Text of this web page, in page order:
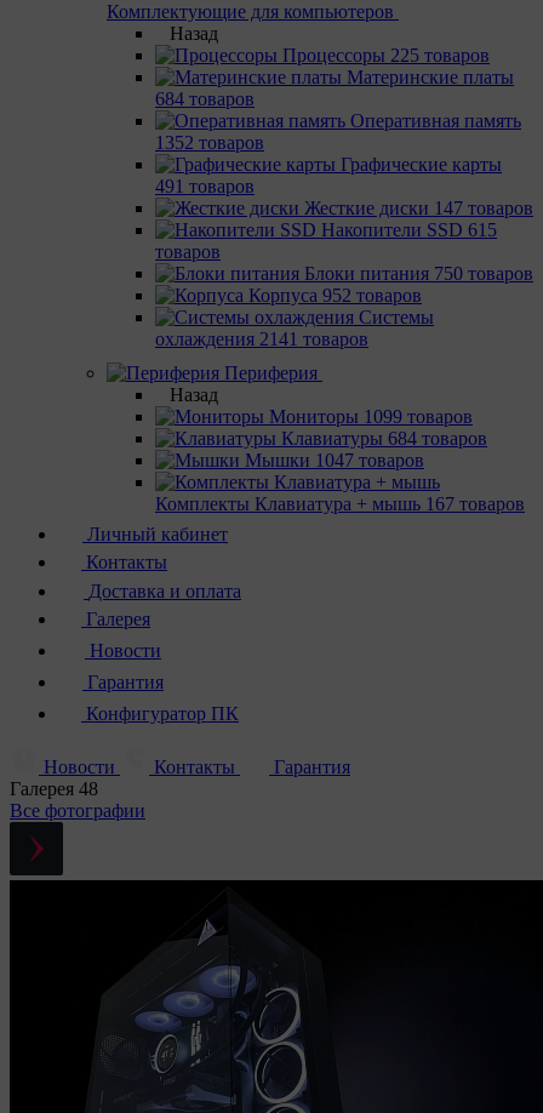
Комплектующие для компьютеров
Назад
Процессоры 225 товаров
Материнcкие платы
684 товаров
Оперативная память
1352 товаров
Графические карты
491 товаров
Жесткие диски 147 товаров
Накопители SSD 615
товаров
Блоки питания 750 товаров
Корпуса 952 товаров
Системы
охлаждения 2141 товаров
Периферия
Назад
Мониторы 1099 товаров
Клавиатуры 684 товаров
Мышки 1047 товаров
Комплекты Клавиатура + мышь 167 товаров
Личный кабинет
Контакты
Доставка и оплата
Галерея
Новости
Гарантия
Конфигуратор ПК
Новости Контакты
Гарантия
Галерея 48
Все фотографии